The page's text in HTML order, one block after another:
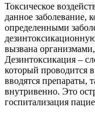
Токсическое
данное заболевание,
определенными
вызвана
Дезинтоксикация –
который проводится
вводятся препараты,
внутривенно. Это
госпитализация